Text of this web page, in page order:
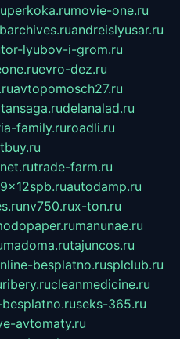
perkoka.rumovie-one.ru
andreislyusar.ru
tor-lyubov-i-grom.ru
evro-dez.ru
avtopomosch27.ru
delanalad.ru
family.ruroadli.ru
trade-farm.ru
autodamp.ru
nv750.rux-ton.ru
manunae.ru
madoma.rutajuncos.ru
besplatno.rusplclub.ru
ribery.rucleanmedicine.ru
seks-365.ru
avtomaty.ru